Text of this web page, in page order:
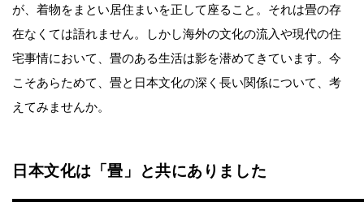
が、着物をまとい居住まいを正して座ること。それは畳の存
在なくては語れません。しかし海外の文化の流入や現代の住
宅事情において、畳のある生活は影を潜めてきています。今
こそあらためて、畳と日本文化の深く長い関係について、考
えてみませんか。
日本文化は「畳」と共にありました